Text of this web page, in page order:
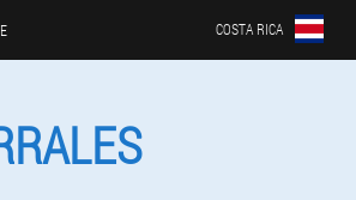
COSTA RICA